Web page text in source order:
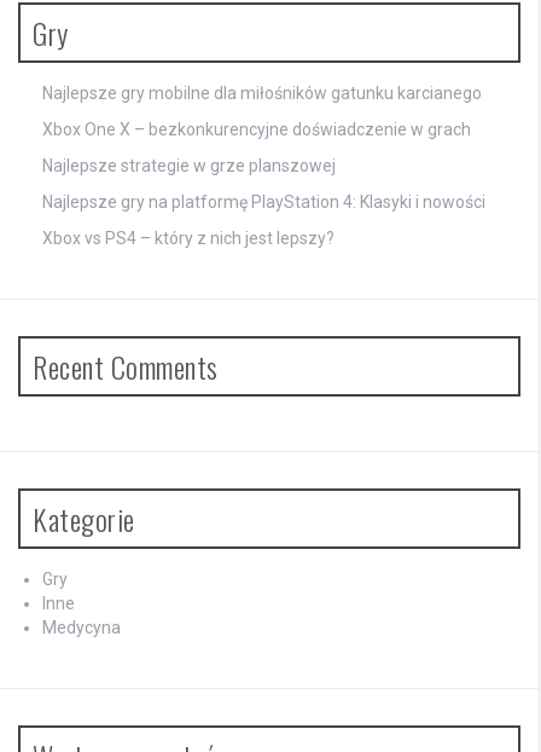
Gry
Najlepsze gry mobilne dla miłośników gatunku karcianego
Xbox One X – bezkonkurencyjne doświadczenie w grach
Najlepsze strategie w grze planszowej
Najlepsze gry na platformę PlayStation 4: Klasyki i nowości
Xbox vs PS4 – który z nich jest lepszy?
Recent Comments
Kategorie
Gry
Inne
Medycyna